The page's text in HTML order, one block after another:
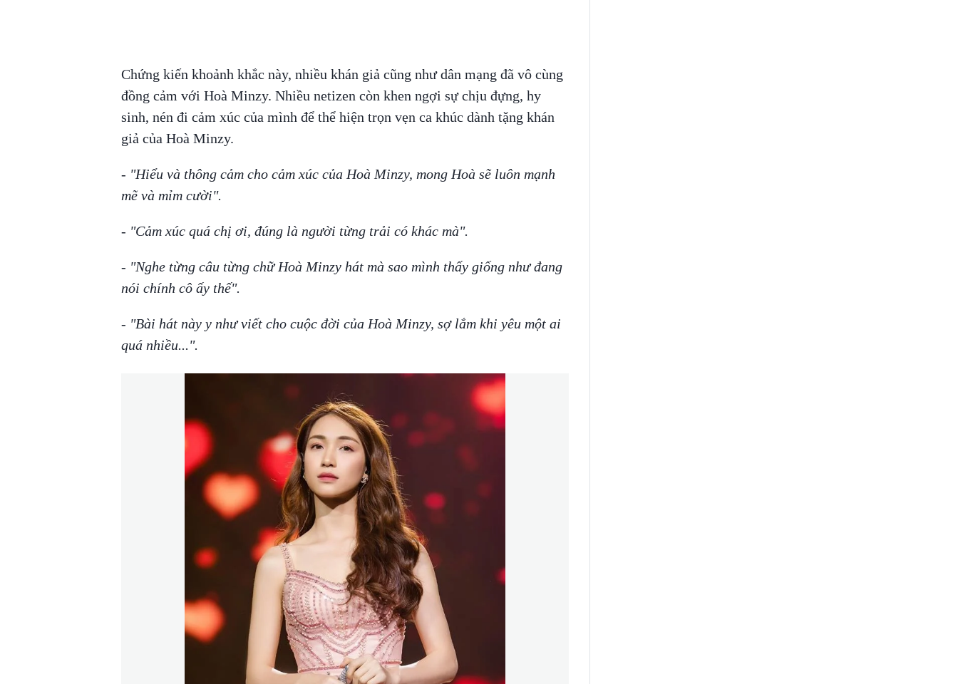
Chứng kiến khoảnh khắc này, nhiều khán giả cũng như dân mạng đã vô cùng
đồng cảm với Hoà Minzy. Nhiều netizen còn khen ngợi sự chịu đựng, hy
sinh, nén đi cảm xúc của mình để thể hiện trọn vẹn ca khúc dành tặng khán
giả của Hoà Minzy.
- "Hiểu và thông cảm cho cảm xúc của Hoà Minzy, mong Hoà sẽ luôn mạnh
mẽ và mỉm cười".
- "Cảm xúc quá chị ơi, đúng là người từng trải có khác mà".
- "Nghe từng câu từng chữ Hoà Minzy hát mà sao mình thấy giống như đang
nói chính cô ấy thế".
- "Bài hát này y như viết cho cuộc đời của Hoà Minzy, sợ lắm khi yêu một ai
quá nhiều...".